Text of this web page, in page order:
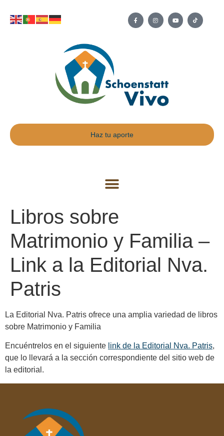
Haz tu aporte
Libros sobre
Matrimonio y Familia –
Link a la Editorial Nva.
Patris
La Editorial Nva. Patris ofrece una amplia variedad de libros
sobre Matrimonio y Familia
Encuéntrelos en el siguiente link de la Editorial Nva. Patris,
que lo llevará a la sección correspondiente del sitio web de
la editorial.